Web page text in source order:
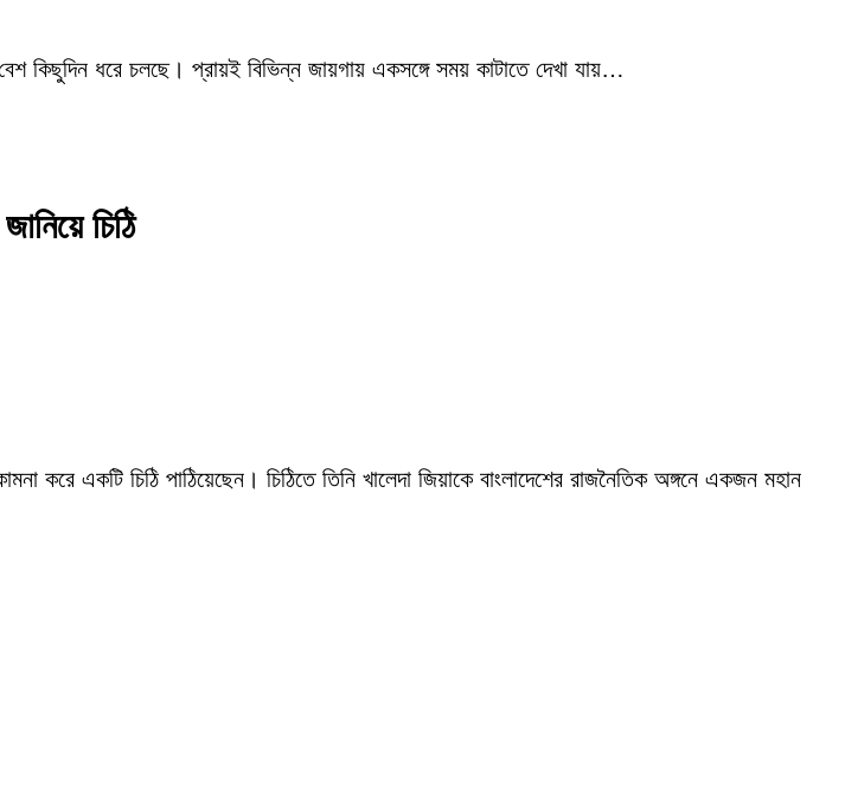
কিছুদিন ধরে চলছে। প্রায়ই বিভিন্ন জায়গায় একসঙ্গে সময় কাটাতে দেখা যায়…
চিঠি
করে একটি চিঠি পাঠিয়েছেন। চিঠিতে তিনি খালেদা জিয়াকে বাংলাদেশের রাজনৈতিক অঙ্গনে একজন মহান